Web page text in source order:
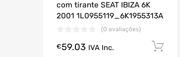
com tirante SEAT IBIZA 6K
2001 1L0955119_6K1955313A
(0 avaliações)
€59.03 IVA Inc.